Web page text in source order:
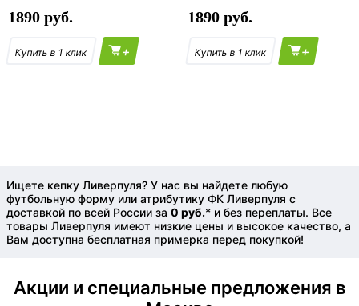
1890
+
1890
+
Ищете кепку Ливерпуля? У нас вы найдете любую
футбольную форму или атрибутику ФК Ливерпуля с
доставкой по всей России за 0 руб.* и без переплаты. Все
товары Ливерпуля имеют низкие цены и высокое качество, а
Вам доступна бесплатная примерка перед покупкой!
Акции и специальные предложения в